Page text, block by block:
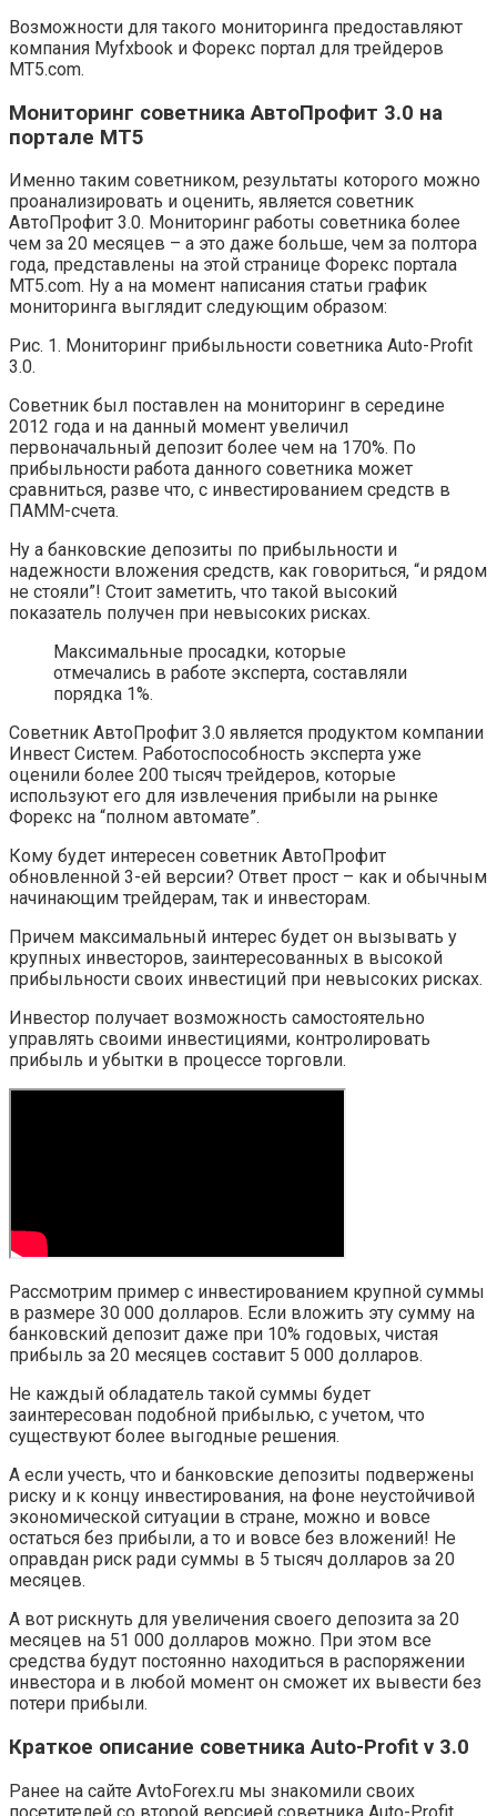
Возможности для такого мониторинга предоставляют
компания Myfxbook и Форекс портал для трейдеров
MT5.com.
Мониторинг советника АвтоПрофит 3.0 на
портале MT5
Именно таким советником, результаты которого можно
проанализировать и оценить, является советник
АвтоПрофит 3.0. Мониторинг работы советника более
чем за 20 месяцев – а это даже больше, чем за полтора
года, представлены на этой странице Форекс портала
MT5.com. Ну а на момент написания статьи график
мониторинга выглядит следующим образом:
Рис. 1. Мониторинг прибыльности советника Auto-Profit
3.0.
Советник был поставлен на мониторинг в середине
2012 года и на данный момент увеличил
первоначальный депозит более чем на 170%. По
прибыльности работа данного советника может
сравниться, разве что, с инвестированием средств в
ПАММ-счета.
Ну а банковские депозиты по прибыльности и
надежности вложения средств, как говориться, “и рядом
не стояли”! Стоит заметить, что такой высокий
показатель получен при невысоких рисках.
Максимальные просадки, которые
отмечались в работе эксперта, составляли
порядка 1%.
Советник АвтоПрофит 3.0 является продуктом компании
Инвест Систем. Работоспособность эксперта уже
оценили более 200 тысяч трейдеров, которые
используют его для извлечения прибыли на рынке
Форекс на “полном автомате”.
Кому будет интересен советник АвтоПрофит
обновленной 3-ей версии? Ответ прост – как и обычным
начинающим трейдерам, так и инвесторам.
Причем максимальный интерес будет он вызывать у
крупных инвесторов, заинтересованных в высокой
прибыльности своих инвестиций при невысоких рисках.
Инвестор получает возможность самостоятельно
управлять своими инвестициями, контролировать
прибыль и убытки в процессе торговли.
Рассмотрим пример с инвестированием крупной суммы
в размере 30 000 долларов. Если вложить эту сумму на
банковский депозит даже при 10% годовых, чистая
прибыль за 20 месяцев составит 5 000 долларов.
Не каждый обладатель такой суммы будет
заинтересован подобной прибылью, с учетом, что
существуют более выгодные решения.
А если учесть, что и банковские депозиты подвержены
риску и к концу инвестирования, на фоне неустойчивой
экономической ситуации в стране, можно и вовсе
остаться без прибыли, а то и вовсе без вложений! Не
оправдан риск ради суммы в 5 тысяч долларов за 20
месяцев.
А вот рискнуть для увеличения своего депозита за 20
месяцев на 51 000 долларов можно. При этом все
средства будут постоянно находиться в распоряжении
инвестора и в любой момент он сможет их вывести без
потери прибыли.
Краткое описание советника Auto-Profit v 3.0
Ранее на сайте AvtoForex.ru мы знакомили своих